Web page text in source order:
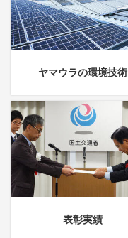
ヤマウラの環境技術
表彰実績